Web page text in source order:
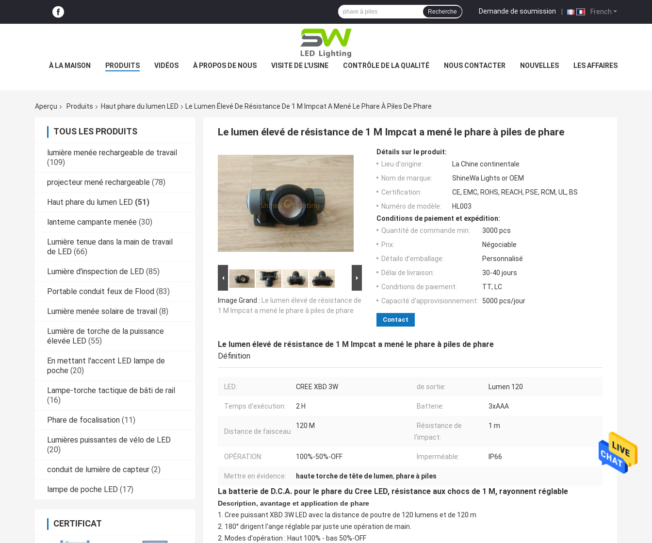
French
Demande de soumission |
Recherche
À LA MAISON PRODUITS VIDÉOS À PROPOS DE NOUS VISITE DE L'USINE CONTRÔLE DE LA QUALITÉ NOUS CONTACTER NOUVELLES LES AFFAIRES
Aperçu Produits Haut phare du lumen LED Le Lumen Élevé De Résistance De 1 M Impcat A Mené Le Phare À Piles De Phare
TOUS LES PRODUITS
lumière menée rechargeable de travail
(109)
projecteur mené rechargeable (78)
Haut phare du lumen LED (51)
lanterne campante menée (30)
Lumière tenue dans la main de travail
de LED (66)
Lumière d'inspection de LED (85)
Portable conduit feux de Flood (83)
Lumière menée solaire de travail (8)
Lumière de torche de la puissance
élevée LED (55)
En mettant l'accent LED lampe de
poche (20)
Lampe-torche tactique de bâti de rail
(16)
Phare de focalisation (11)
Lumières puissantes de vélo de LED
(20)
conduit de lumière de capteur (2)
lampe de poche LED (17)
CERTIFICAT
Le lumen élevé de résistance de 1 M Impcat a mené le phare à piles de phare
Image Grand : Le lumen élevé de résistance de
1 M Impcat a mené le phare à piles de phare
Détails sur le produit:
Lieu d'origine:
La Chine continentale
Nom de marque:
ShineWa Lights or OEM
Certification:
CE, EMC, ROHS, REACH, PSE, RCM, UL, BS
Numéro de modèle:
HL003
Conditions de paiement et expédition:
Quantité de commande min:
3000 pcs
Prix:
Négociable
Détails d'emballage:
Personnalisé
Délai de livraison:
30-40 jours
Conditions de paiement:
TT, LC
Capacité d'approvisionnement:
5000 pcs/jour
Contact
Le lumen élevé de résistance de 1 M Impcat a mené le phare à piles de phare
Définition
LED: CREE XBD 3W de sortie: Lumen 120
Temps d'exécution: 2 H Batterie: 3xAAA
Distance de faisceau:
120 M
Résistance de
l'impact:
1 m
OPÉRATION: 100%-50%-OFF Imperméable: IP66
Mettre en évidence: haute torche de tête de lumen, phare à piles
La batterie de D.C.A. pour le phare du Cree LED, résistance aux chocs de 1 M, rayonnent réglable
Description, avantage et application de phare
1. Cree puissant XBD 3W LED avec la distance de poutre de 120 lumens et de 120 m
2. 180° dirigent l'ange réglable par juste une opération de main.
2. Modes d'opération : Haut 100% - bas 50%-OFF